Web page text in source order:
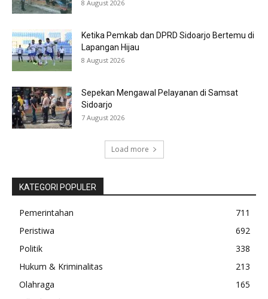
8 August 2026
Ketika Pemkab dan DPRD Sidoarjo Bertemu di
Lapangan Hijau
8 August 2026
Sepekan Mengawal Pelayanan di Samsat
Sidoarjo
7 August 2026
Load more
KATEGORI POPULER
Pemerintahan
711
Peristiwa
692
Politik
338
Hukum & Kriminalitas
213
Olahraga
165